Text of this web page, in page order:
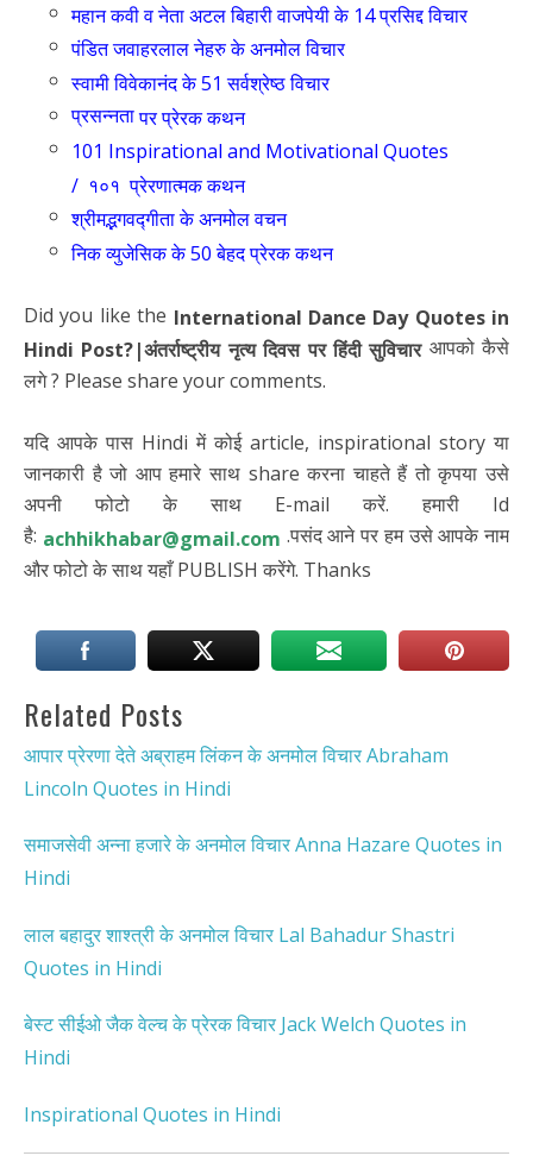
महान कवी व नेता अटल बिहारी वाजपेयी के 14 प्रसिद्द विचार
पंडित जवाहरलाल नेहरु के अनमोल विचार
स्वामी विवेकानंद के 51 सर्वश्रेष्ठ विचार
प्रसन्नतापर प्रेरक कथन
101 Inspirational and Motivational Quotes
/ १०१ प्रेरणात्मक कथन
श्रीमद्भगवद्गीता के अनमोल वचन
निक व्युजेसिक के 50 बेहद प्रेरक कथन
Did you like the International Dance Day Quotes in
Hindi Post?|अंतर्राष्ट्रीय नृत्य दिवस पर हिंदी सुविचारआपको कैसे
लगे ? Please share your comments.
यदि आपके पास Hindi में कोई article, inspirational story या
जानकारी है जो आप हमारे साथ share करना चाहते हैं तो कृपया उसे
अपनी फोटो के साथ E-mail करें. हमारी Id
है: achhikhabar@gmail.com .पसंद आने पर हम उसे आपके नाम
और फोटो के साथ यहाँ PUBLISH करेंगे. Thanks
Related Posts
आपार प्रेरणा देते अब्राहम लिंकन के अनमोल विचार Abraham
Lincoln Quotes in Hindi
समाजसेवी अन्ना हजारे के अनमोल विचार Anna Hazare Quotes in
Hindi
लाल बहादुर शाश्त्री के अनमोल विचार Lal Bahadur Shastri
Quotes in Hindi
बेस्ट सीईओ जैक वेल्च के प्रेरक विचार Jack Welch Quotes in
Hindi
Inspirational Quotes in Hindi